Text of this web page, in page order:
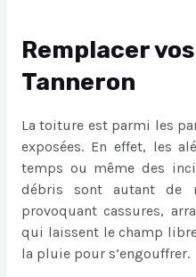
Remplacer
Tanneron
La toiture est parmi les
exposées. En effet, les
temps ou même des
débris sont autant de
provoquant cassures,
qui laissent le champ
la pluie pour s’engouffrer.